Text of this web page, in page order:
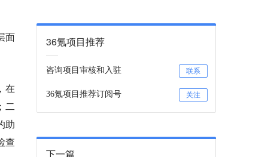
面
在
二
助
查
36氪项目推荐
咨询项目审核和入驻 联系
36氪项目推荐订阅号 关注
下一篇